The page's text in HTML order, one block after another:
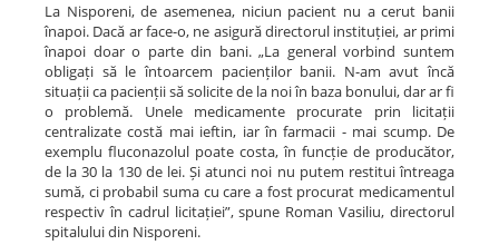
La Nisporeni, de asemenea, niciun pacient nu a cerut banii
înapoi. Dacă ar face-o, ne asigură directorul instituției, ar primi
înapoi doar o parte din bani. „La general vorbind suntem
obligați să le întoarcem pacienților banii. N-am avut încă
situații ca pacienții să solicite de la noi în baza bonului, dar ar fi
o problemă. Unele medicamente procurate prin licitații
centralizate costă mai ieftin, iar în farmacii - mai scump. De
exemplu fluconazolul poate costa, în funcție de producător,
de la 30 la 130 de lei. Și atunci noi nu putem restitui întreaga
sumă, ci probabil suma cu care a fost procurat medicamentul
respectiv în cadrul licitației”, spune Roman Vasiliu, directorul
spitalului din Nisporeni.